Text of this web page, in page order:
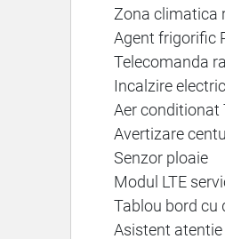
Zona climatica
Agent frigorific
Telecomanda
Incalzire
Aer conditionat
Avertizare
Senzor ploaie
Modul LTE
Tablou bord cu
Asistent atentie